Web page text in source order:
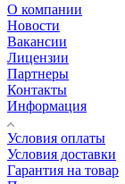
О компании
Новости
Вакансии
Лицензии
Партнеры
Контакты
Информация
Условия оплаты
Условия доставки
Гарантия на товар